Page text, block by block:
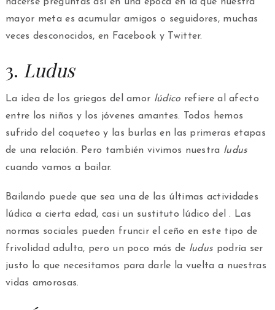
mayor meta es acumular amigos o seguidores, muchas
veces desconocidos, en Facebook y Twitter.
3. Ludus
La idea de los griegos del amor lúdico refiere al afecto
entre los niños y los jóvenes amantes. Todos hemos
sufrido del coqueteo y las burlas en las primeras etapas
de una relación. Pero también vivimos nuestra ludus
cuando vamos a bailar.
Bailando puede que sea una de las últimas actividades
lúdica a cierta edad, casi un sustituto lúdico del . Las
normas sociales pueden fruncir el ceño en este tipo de
frivolidad adulta, pero un poco más de ludus podría ser
justo lo que necesitamos para darle la vuelta a nuestras
vidas amorosas.